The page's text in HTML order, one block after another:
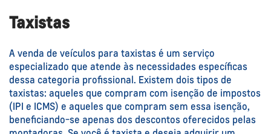
Taxistas
A venda de veículos para taxistas é um serviço
especializado que atende às necessidades específicas
dessa categoria profissional. Existem dois tipos de
taxistas: aqueles que compram com isenção de impostos
(IPI e ICMS) e aqueles que compram sem essa isenção,
beneficiando-se apenas dos descontos oferecidos pelas